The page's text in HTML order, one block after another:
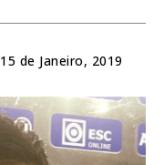
15 de Janeiro, 2019